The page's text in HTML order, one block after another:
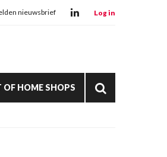
nieuwsbrief Log in
OF HOME SHOPS